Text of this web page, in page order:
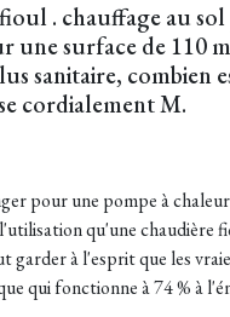
. chauffage au
une surface de 110
sanitaire, combien
cordialement M.
pour une pompe à
qu'une chaudière
à l'esprit que les
qui fonctionne à 74 % à